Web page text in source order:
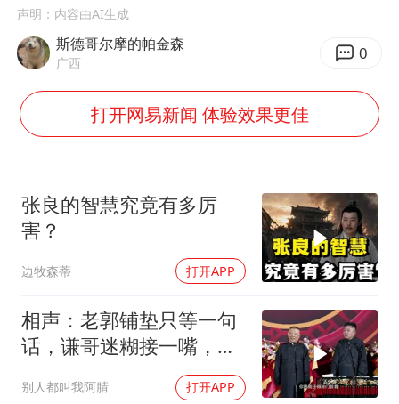
东航：国内客票提前14天免费退改
国防部：坚决反制任何闹海挑衅图谋
胡彦斌获《歌手2026》歌王
38岁演员求职万岁山NPC成功
夯实基础开新局
声明：内容由AI生成
斯德哥尔摩的帕金森
广西 0
打开网易新闻 体验效果更佳
张良的智慧究竟有多厉
害？
边牧森蒂 打开APP
相声：老郭铺垫只等一句
话，谦哥迷糊接一嘴，包
别人都叫我阿腈 打开APP